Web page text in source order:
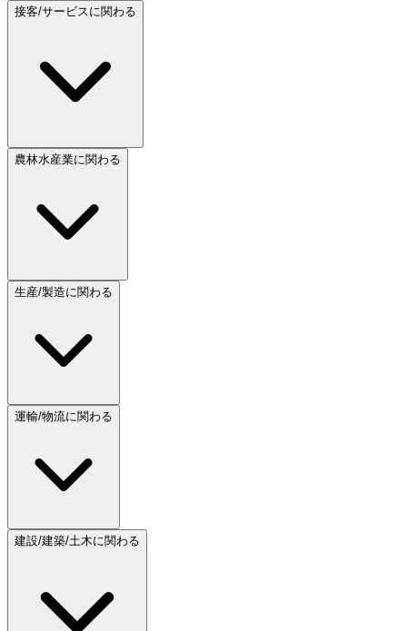
接客/サービスに関わる
農林水産業に関わる
生産/製造に関わる
運輸/物流に関わる
建設/建築/土木に関わる